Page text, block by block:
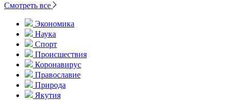
Смотреть все
Экономика
Наука
Спорт
Происшествия
Коронавирус
Православие
Природа
Якутия